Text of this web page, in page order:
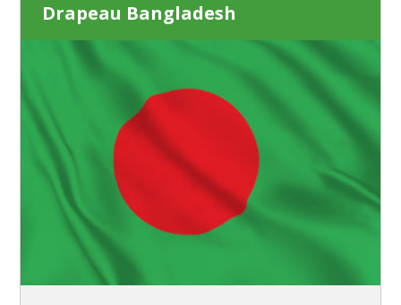
Drapeau Bangladesh